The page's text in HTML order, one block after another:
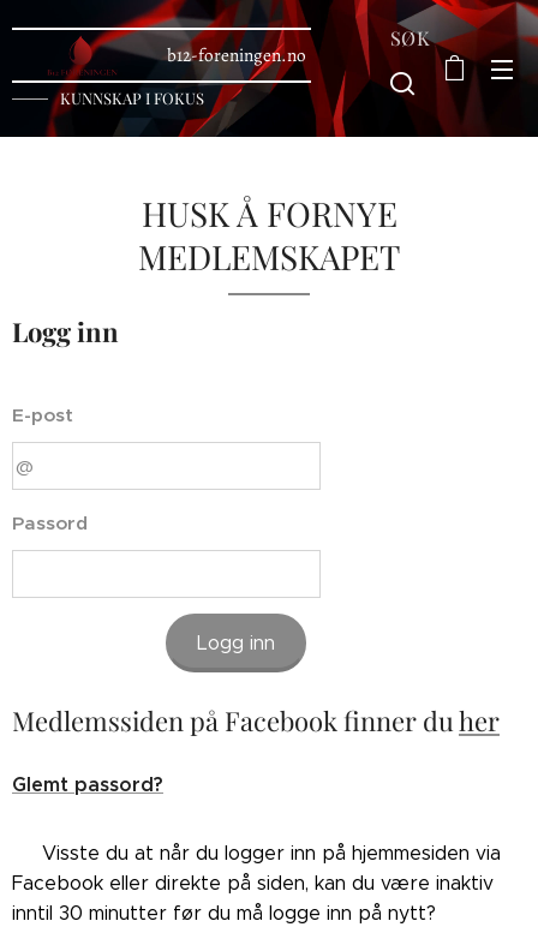
b12-foreningen.no
KUNNSKAP I FOKUS
SØK
HUSK Å FORNYE
MEDLEMSKAPET
Logg inn
E-post
Passord
Logg inn
Medlemssiden på Facebook finner duher
Glemt passord?
👉🏼Visste du at når du logger inn på hjemmesiden via
Facebook eller direkte på siden, kan du være inaktiv
inntil 30 minutter før du må logge inn på nytt?